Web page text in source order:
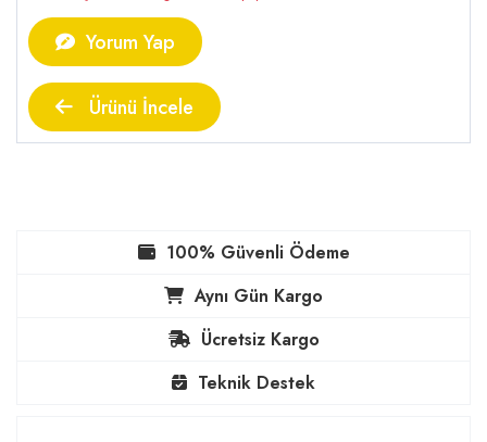
Yorum Yap
Ürünü İncele
100% Güvenli Ödeme
Aynı Gün Kargo
Ücretsiz Kargo
Teknik Destek